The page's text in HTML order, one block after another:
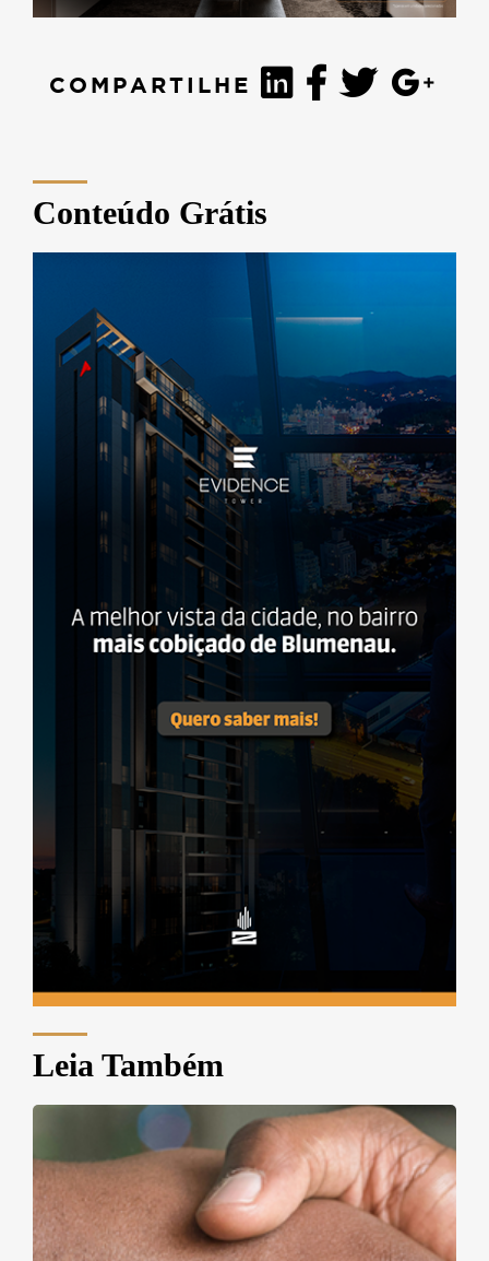
COMPARTILHE
Conteúdo Grátis
Leia Também